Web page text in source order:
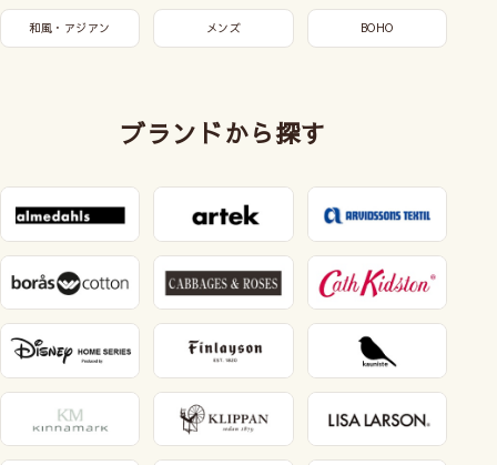
和風・アジアン メンズ BOHO
ブランドから探す